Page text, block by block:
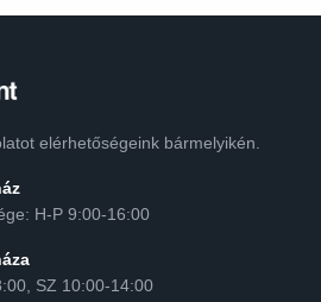
elérhetőségeink bármelyikén.
H-P 9:00-16:00
SZ 10:00-14:00